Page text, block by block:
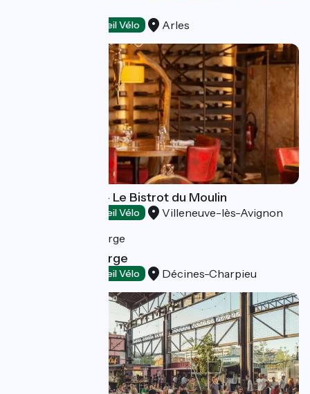
Accueil Vélo Arles
Maison Bronzini - Le Bistrot du Moulin
Accueil Vélo Villeneuve-lès-Avignon
Maison Grand Large
Accueil Vélo Décines-Charpieu